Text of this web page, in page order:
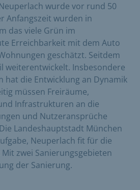
wurde vor rund 50
Anfangszeit wurden in
das viele Grün im
Erreichbarkeit mit dem Auto
geschätzt. Seitdem
weiterentwickelt. Insbesondere
hat die Entwicklung an Dynamik
müssen Freiräume,
Infrastrukturen an die
und Nutzeransprüche
Landeshauptstadt München
Neuperlach fit für die
zwei Sanierungsgebieten
der Sanierung.